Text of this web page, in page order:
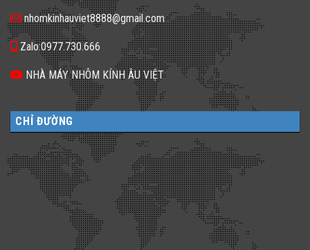
𝐓𝐡𝐢𝐞̂́𝐭
𝐊𝐞̂́?
gian
sống
nhomkinhauviet8888@gmail.com
Zalo:0977.730.666
NHÀ MÁY NHÔM KÍNH ÂU VIỆT
CHỈ ĐƯỜNG